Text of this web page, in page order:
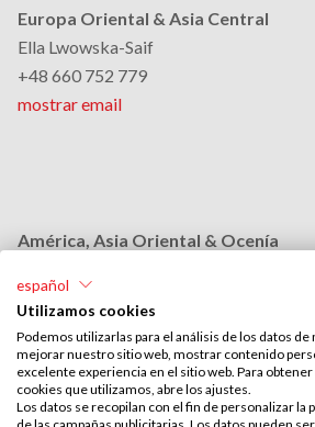
Europa Oriental & Asia Central
Ella Lwowska-Saif
+48 660 752 779
mostrar email
América, Asia Oriental & Ocenía
+48 664 954 631
Medio Oriente & África
español
Utilizamos cookies
Podemos utilizarlas para el análisis de los datos
mejorar nuestro sitio web, mostrar contenido
excelente experiencia en el sitio web. Para
cookies que utilizamos, abre los ajustes.
Los datos se recopilan con el fin de personalizar la